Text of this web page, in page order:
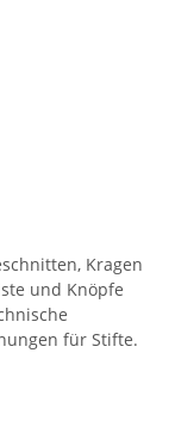
Kragen
und Knöpfe
für Stifte.